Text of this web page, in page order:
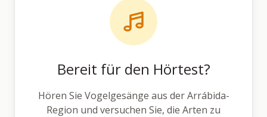
Bereit für den Hörtest?
Hören Sie Vogelgesänge aus der Arrábida-
Region und versuchen Sie, die Arten zu